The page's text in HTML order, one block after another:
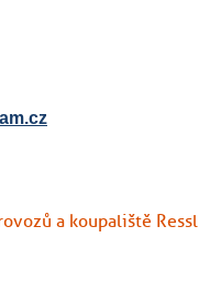
a koupaliště Ressl